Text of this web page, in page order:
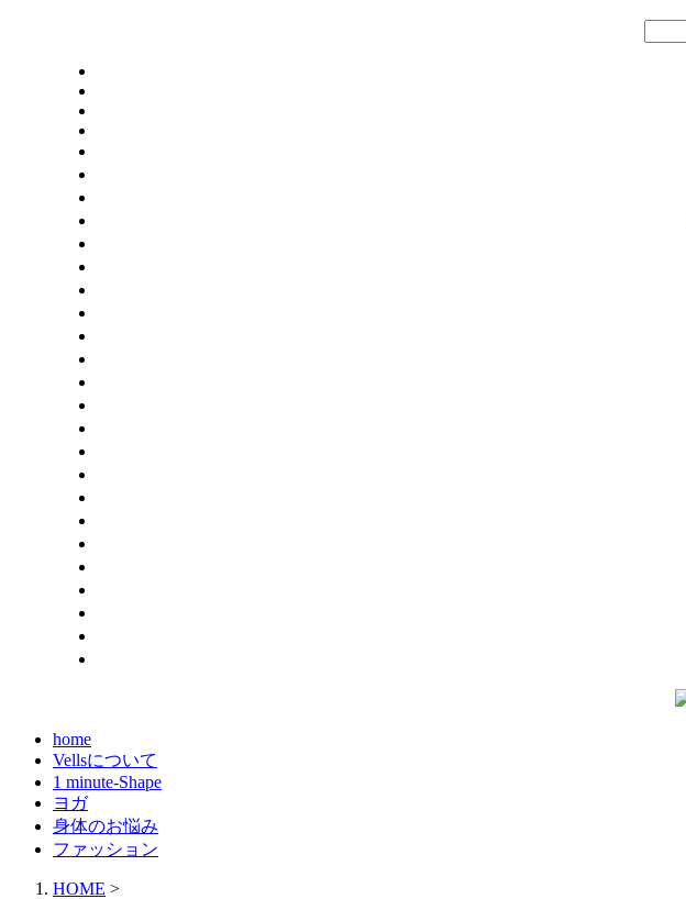
home
Vellsについて
1 minute-Shape
ヨガ
身体のお悩み
ファッション
HOME >